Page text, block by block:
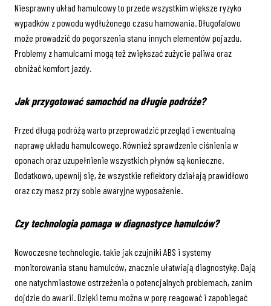
Niesprawny układ hamulcowy to przede wszystkim większe ryzyko
wypadków z powodu wydłużonego czasu hamowania. Długofalowo
może prowadzić do pogorszenia stanu innych elementów pojazdu.
Problemy z hamulcami mogą też zwiększać zużycie paliwa oraz
obniżać komfort jazdy.
Jak przygotować samochód na długie podróże?
Przed długą podróżą warto przeprowadzić przegląd i ewentualną
naprawę układu hamulcowego. Również sprawdzenie ciśnienia w
oponach oraz uzupełnienie wszystkich płynów są konieczne.
Dodatkowo, upewnij się, że wszystkie reflektory działają prawidłowo
oraz czy masz przy sobie awaryjne wyposażenie.
Czy technologia pomaga w diagnostyce hamulców?
Nowoczesne technologie, takie jak czujniki ABS i systemy
monitorowania stanu hamulców, znacznie ułatwiają diagnostykę. Dają
one natychmiastowe ostrzeżenia o potencjalnych problemach, zanim
dojdzie do awarii. Dzięki temu można w porę reagować i zapobiegać